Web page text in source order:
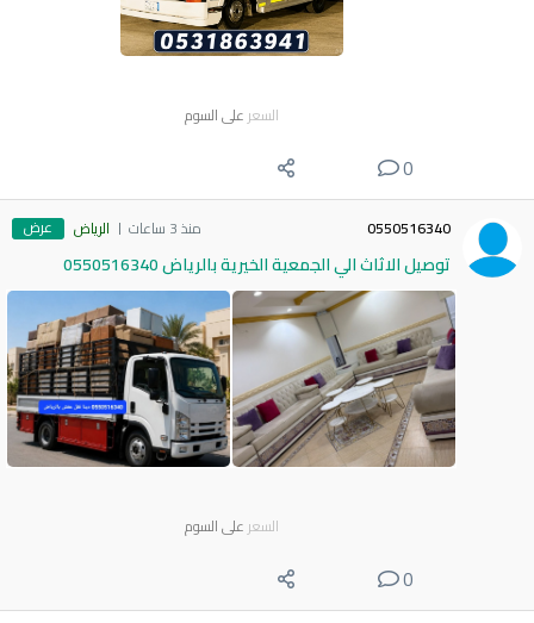
السعر على السوم
0
0550516340 منذ 3 ساعات الرياض عرض
توصيل الاثاث الي الجمعية الخيرية بالرياض 0550516340
السعر على السوم
0